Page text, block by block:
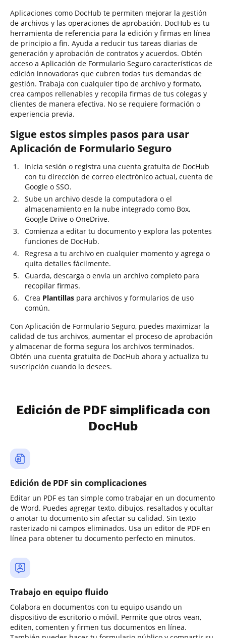
Aplicaciones como DocHub te permiten mejorar la gestión
de archivos y las operaciones de aprobación. DocHub es tu
herramienta de referencia para la edición y firmas en línea
de principio a fin. Ayuda a reducir tus tareas diarias de
generación y aprobación de contratos y acuerdos. Obtén
acceso a Aplicación de Formulario Seguro características de
edición innovadoras que cubren todas tus demandas de
gestión. Trabaja con cualquier tipo de archivo y formato,
crea campos rellenables y recopila firmas de tus colegas y
clientes de manera efectiva. No se requiere formación o
experiencia previa.
Sigue estos simples pasos para usar
Aplicación de Formulario Seguro
Inicia sesión o registra una cuenta gratuita de DocHub
con tu dirección de correo electrónico actual, cuenta de
Google o SSO.
Sube un archivo desde la computadora o el
almacenamiento en la nube integrado como Box,
Google Drive o OneDrive.
Comienza a editar tu documento y explora las potentes
funciones de DocHub.
Regresa a tu archivo en cualquier momento y agrega o
quita detalles fácilmente.
Guarda, descarga o envía un archivo completo para
recopilar firmas.
Crea Plantillas para archivos y formularios de uso
común.
Con Aplicación de Formulario Seguro, puedes maximizar la
calidad de tus archivos, aumentar el proceso de aprobación
y almacenar de forma segura los archivos terminados.
Obtén una cuenta gratuita de DocHub ahora y actualiza tu
suscripción cuando lo desees.
Edición de PDF simplificada con
DocHub
Edición de PDF sin complicaciones
Editar un PDF es tan simple como trabajar en un documento
de Word. Puedes agregar texto, dibujos, resaltados y ocultar
o anotar tu documento sin afectar su calidad. Sin texto
rasterizado ni campos eliminados. Usa un editor de PDF en
línea para obtener tu documento perfecto en minutos.
Trabajo en equipo fluido
Colabora en documentos con tu equipo usando un
dispositivo de escritorio o móvil. Permite que otros vean,
editen, comenten y firmen tus documentos en línea.